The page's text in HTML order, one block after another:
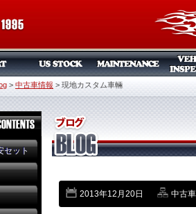
> 中古車情報 > 現地カスタム車輛
セット
2013年12月20日 中古